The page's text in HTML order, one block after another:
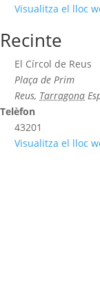
Visualitza el lloc
Recinte
El Círcol de Reus
Plaça de Prim
Reus, Tarragona
Telèfon
43201
Visualitza el lloc